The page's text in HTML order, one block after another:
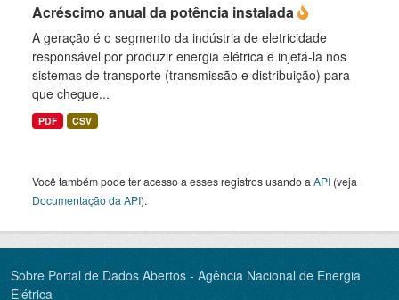
Acréscimo anual da potência instalada
A geração é o segmento da indústria de eletricidade
responsável por produzir energia elétrica e injetá-la nos
sistemas de transporte (transmissão e distribuição) para
que chegue...
PDF CSV
Você também pode ter acesso a esses registros usando a API (veja
Documentação da API).
Sobre Portal de Dados Abertos - Agência Nacional de Energia
Elétrica